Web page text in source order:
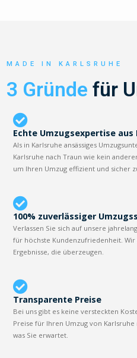
MADE IN KARLSRUHE
3 Gründe für
Echte Umzugsexpertise aus
Als in Karlsruhe ansässiges
Karlsruhe nach Traun wie kein
um Ihren Umzug effizient und sicher
100% zuverlässiger
Verlassen Sie sich auf unsere
für höchste Kundenzufriedenheit.
Ergebnisse, die überzeugen.
Transparente Preise
Bei uns gibt es keine versteckten
Preise für Ihren Umzug von
was Sie erwartet.